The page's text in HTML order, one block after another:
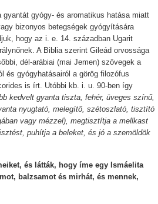
gyógy- és aromatikus hatása miatt
bizonyos betegségek gyógyítására
hogy az i. e. 14. században Ugarit
A Biblia szerint Gileád orvossága
dél-arábiai (mai Jemen) szövegek a
és gyógyhatásairól a görög filozófus
is írt. Utóbbi kb. i. u. 90-ben így
kedvelt gyanta tiszta, fehér, üveges színű,
nyugtató, melegítő, szétoszlató, tisztító
vagy mézzel), megtisztítja a mellkast
puhítja a beleket, és jó a szemöldök
és látták, hogy íme egy Ismáelita
balzsamot és mirhát, és mennek,